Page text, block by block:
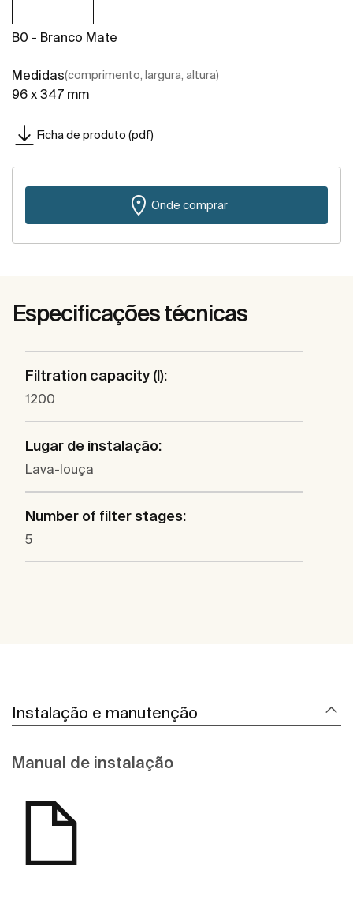
B0 - Branco Mate
Medidas(comprimento, largura, altura)
96 x 347 mm
Ficha de produto (pdf)
Onde comprar
Especificações técnicas
Filtration capacity (l):
1200
Lugar de instalação:
Lava-louça
Number of filter stages:
5
Instalação e manutenção
Manual de instalação